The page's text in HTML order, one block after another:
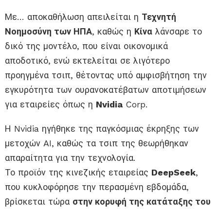
Με… αποκαθήλωση απειλείται η Τεχνητή
Νοημοσύνη των ΗΠΑ, καθώς η Κίνα λάνσαρε το
δικό της μοντέλο, που είναι οικονομικά
αποδοτικό, ενώ εκτελείται σε λιγότερο
προηγμένα τσιπ, θέτοντας υπό αμφισβήτηση την
εγκυρότητα των ουρανοκατέβατων αποτιμήσεων
για εταιρείες όπως η Nvidia Corp.
Η Nvidia ηγήθηκε της παγκόσμιας έκρηξης των
μετοχών AI, καθώς τα τσιπ της θεωρήθηκαν
απαραίτητα για την τεχνολογία.
Το προϊόν της κινεζικής εταιρείας DeepSeek,
που κυκλοφόρησε την περασμένη εβδομάδα,
βρίσκεται τώρα στην κορυφή της κατάταξης του